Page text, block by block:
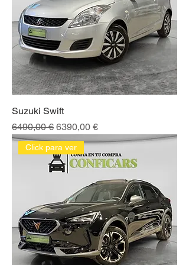
Suzuki Swift
Precio
6490,00 € Precio de oferta
6390,00 €
Click para ver